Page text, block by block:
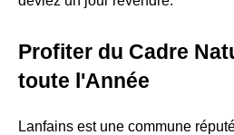
Profiter du Cadre
toute l'Année
Lanfains est une commune